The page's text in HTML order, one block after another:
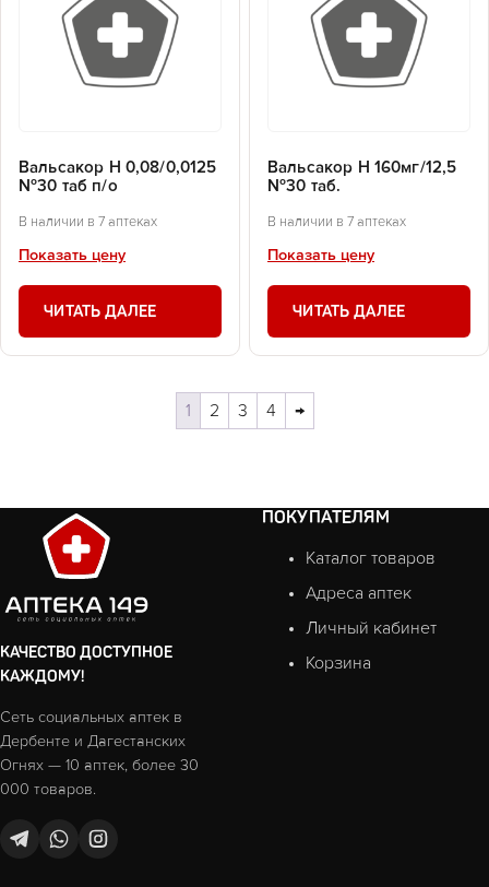
Вальсакор Н 0,08/0,0125
№30 таб п/о
В наличии в 7 аптеках
Показать цену
ЧИТАТЬ ДАЛЕЕ
Вальсакор Н 160мг/12,5
№30 таб.
В наличии в 7 аптеках
Показать цену
ЧИТАТЬ ДАЛЕЕ
1 2 3 4 →
КАЧЕСТВО ДОСТУПНОЕ
КАЖДОМУ!
Сеть социальных аптек в
Дербенте и Дагестанских
Огнях — 10 аптек, более 30
000 товаров.
ПОКУПАТЕЛЯМ
Каталог товаров
Адреса аптек
Личный кабинет
Корзина